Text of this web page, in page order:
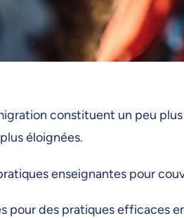
constituent un peu
éloignées.
enseignantes pour
pour des pratiques efficaces